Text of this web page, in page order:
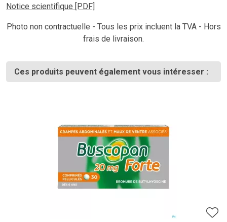
Notice scientifique [PDF]
Photo non contractuelle - Tous les prix incluent la TVA - Hors
frais de livraison.
Ces produits peuvent également vous intéresser :